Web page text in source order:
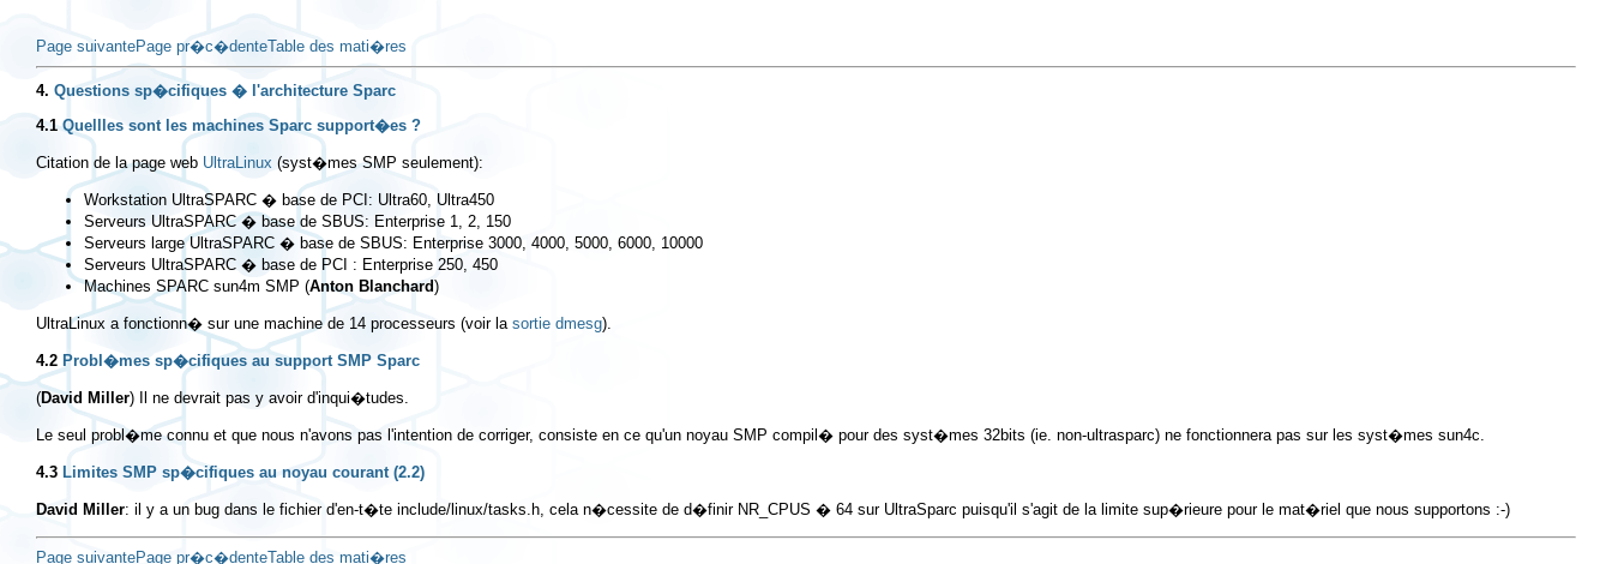
Page suivantePage pr�c�denteTable des mati�res
4. Questions sp�cifiques � l'architecture Sparc
4.1 Quellles sont les machines Sparc support�es ?
Citation de la page web UltraLinux (syst�mes SMP seulement):
Workstation UltraSPARC � base de PCI: Ultra60, Ultra450
Serveurs UltraSPARC � base de SBUS: Enterprise 1, 2, 150
Serveurs large UltraSPARC � base de SBUS: Enterprise 3000, 4000, 5000, 6000, 10000
Serveurs UltraSPARC � base de PCI : Enterprise 250, 450
Machines SPARC sun4m SMP (Anton Blanchard)
UltraLinux a fonctionn� sur une machine de 14 processeurs (voir la sortie dmesg).
4.2 Probl�mes sp�cifiques au support SMP Sparc
(David Miller) Il ne devrait pas y avoir d'inqui�tudes.
Le seul probl�me connu et que nous n'avons pas l'intention de corriger, consiste en ce qu'un noyau SMP compil� pour des syst�mes 32bits (ie. non-ultrasparc) ne fonctionnera pas sur les syst�mes sun4c.
4.3 Limites SMP sp�cifiques au noyau courant (2.2)
David Miller: il y a un bug dans le fichier d'en-t�te include/linux/tasks.h, cela n�cessite de d�finir NR_CPUS � 64 sur UltraSparc puisqu'il s'agit de la limite sup�rieure pour le mat�riel que nous supportons :-)
Page suivantePage pr�c�denteTable des mati�res